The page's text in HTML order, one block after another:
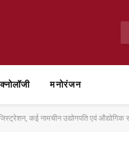
मनोरंजन
कई नामचीन उद्योगपति एवं